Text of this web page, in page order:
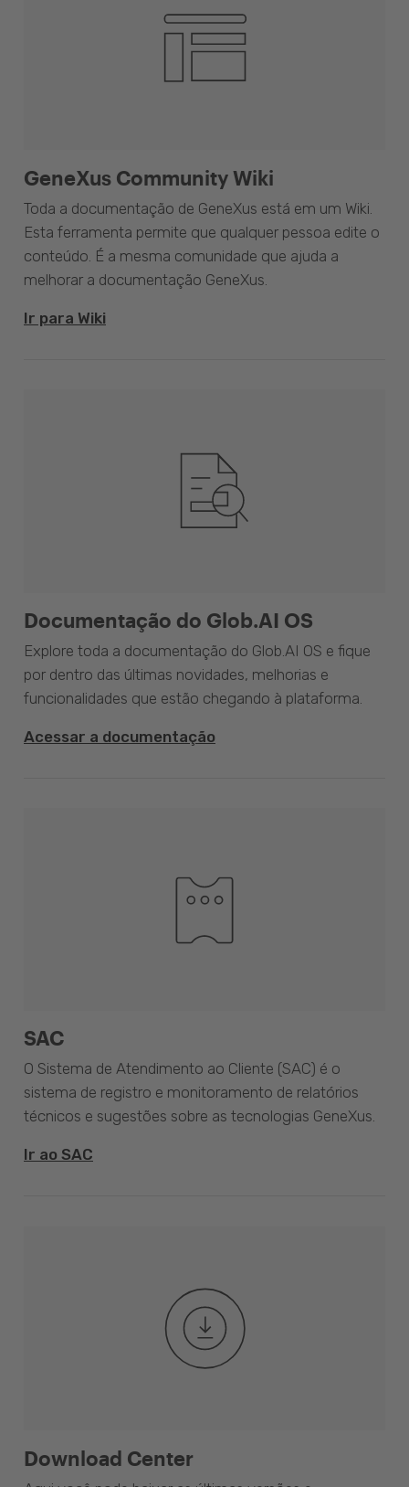
GeneXus Community Wiki
Toda a documentação de GeneXus está em um Wiki.
Esta ferramenta permite que qualquer pessoa edite o
conteúdo. É a mesma comunidade que ajuda a
melhorar a documentação GeneXus.
Ir para Wiki
Documentação do Glob.AI OS
Explore toda a documentação do Glob.AI OS e fique
por dentro das últimas novidades, melhorias e
funcionalidades que estão chegando à plataforma.
Acessar a documentação
SAC
O Sistema de Atendimento ao Cliente (SAC) é o
sistema de registro e monitoramento de relatórios
técnicos e sugestões sobre as tecnologias GeneXus.
Ir ao SAC
Download Center